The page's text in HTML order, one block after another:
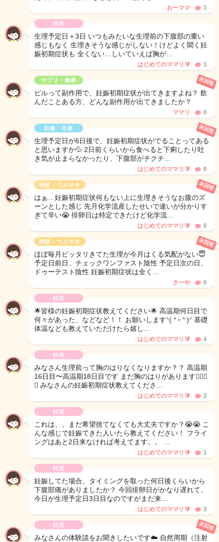
おーママ 1
妊活
生理予定日＋3日 いつもみたいな生理前の下腹部の重い
感じもなく 生理きそうな感じがしない！けどよく聞く妊
娠初期症状も 全くない…しいていえば胸が…
はじめてのママリ🔰 1
サプリ・健康
ピルって副作用で、妊娠初期症状が出てきますよね？ 飲
んだことある方、どんな副作用が出てきましたか？
未回答
ママリ 0
妊娠・出産
生理予定日が6日後で、妊娠初期症状がでることってある
と思いますか💦 2日前くらいから食べると下痢したり吐
き気が止まらなかったり、下腹部がチクチ…
未回答
はじめてのママリ🔰 0
雑談・つぶやき
はぁ…妊娠初期症状何もない上に生理きそうなお腹のズ
ーンとした感じ 先月化学流産したせいで違いが分かりす
ぎて辛い😭 排卵日は特定できたけど化学流…
未回答
はじめてのママリ🔰 0
雑談・つぶやき
ほぼ毎月ピッタリきてた生理が今月はくる気配がない😇
予定日前日、チェックワンファスト陰性 予定日次の日、
ドゥーテスト陰性 妊娠初期症状は全く…
未回答
さーや 0
妊活
🌟皆様の妊娠初期症状教えてください🌟 高温期何日目で
何々があった、などなど！！ お願いしますᐠ( ᐢ ᵕ ᐢ )ᐟ 基礎
体温なども教えていただけたら嬉し…
はじめてのママリ🔰 4
妊活
みなさん生理前って胸のはりなくなりますか？？ 高温期
16日目〜高温期18日目です まだ胸のはりがあります🫪🥹🫪
🥹 みなさんの妊娠初期症状教えてくださ…
はじめてのママリ🔰 2
妊活
これは、、まだ希望捨てなくても大丈夫ですか？😭😭 こ
んな感じで妊娠てきた人いたら教えてください！ フライ
ングはあと2日来なければ考えてます。。 …
はじめてのママリ🔰 1
妊活
妊娠してた場合、タイミングを取った何日後くらいから
下腹部痛がありましたか？ 今回排卵日がかなり遅れて、
今日が生理予定日3日目なのですがまだ来…
はじめてのママリ🔰 3
妊活
みなさんの体験談をお聞きしたいです☁️ 自然周期（注射
未回答